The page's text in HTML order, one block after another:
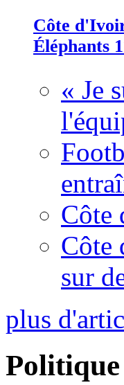
Côte
Éléphants
« Je
Côte
Côte
sur
plus
Politique